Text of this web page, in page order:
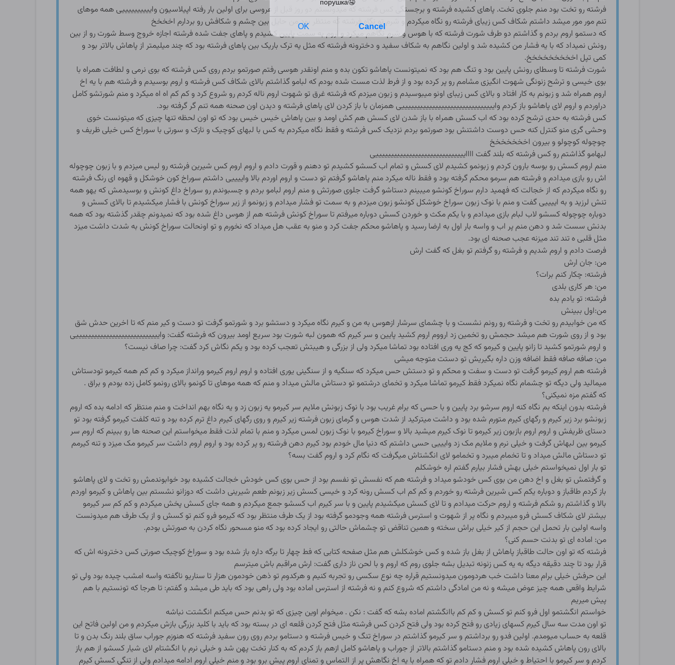
فرشته رو تخت بود منم جلوی تخت. پاهای کشیده فرشته و برجستگی کس فرشته که میدونستم دو روز قبل از عروسی برای اولین بار رفته اپیلاسیون واییییییییییی همه موهای
تنم مور مور میشد داشتم شکاف کس زیبای فرشته رو نگاه میکردم و شرم تو نگاه فرشته که منتظر بود من حایل بین چشم و شکافش رو بردارم اخخخخ
که دستمو اروم بردم و گذاشتم دو طرف شورت فرشته که با هوس و شرم نگاهم میکرد و اروم به سمت پایین کشیدم و پاهای جفت شده فرشته اجازه خروج وسط شورت رو از بین
رونش نمیداد که با یه فشار من کشیده شد و اولین نگاهم به شکاف سفید و دخترونه فرشته که مثل یه ترک باریک بین پاهای فرشته بود که چند میلیمتر از پاهاش بالاتر بود و
کمی تپل اخخخخخخخخخ.
شورت فرشته تا وسطای رونش پایین بود و تنگ هم بود که نمیتونست پاهاشو تکون بده و منم اونقدر هوسی رفتم صورتمو بردم روی کس فرشته که بوی نرمی و لطافت همراه با
بوی خیسی و ترشح زنونگی شهوت انگیزی مشامم رو پر کرده بود و از فرط لذت مست شده بودم که لبامو گذاشتم بالای شکاف کس فرشته و اروم بوسیدم و فرشته هم با یه اخ
اروم همراه شد و زبونم به کار افتاد و بالای کس زیبای اونو میبوسیدم و زبون میزدم که فرشته غرق تو شهوت اروم ناله کردم رو شروع کرد و کم کم اه اه میکرد و منم شورتشو کامل
دراوردم و اروم لای پاهاشو باز کردم وایییییییییییییییییییییییییییییییی همزمان با باز کردن لای پاهای فرشته و دیدن اون صحنه همه تنم گر گرفته بود.
کس فرشته به حدی ترشح کرده بود که اب کسش همراه با باز شدن لای کسش هم کش اومد و بین پاهاش خیس خیس بود که تو اون لحظه تنها چیزی که میتونست خوی
وحشی گری منو کنترل کنه حس دوست داشتنش بود صورتمو بردم نزدیک کس فرشته و فقط نگاه میکردم یه کس با لبهای کوچیک و نازک و سورتی با سوراخ کس خیلی ظریف و
چوچوله کوچولو و بیرون اخخخخخخخ
لبهامو گذاشتم رو کس فرشته که بلند گفت ااااییییییییییییییییییییییییییییییی
منم اروم کسش رو بوسه بارون کردم و زبونمو کشیدم لای کسش و تمام اب کسشو کشیدم تو دهنم و قورت دادم و اروم اروم کس شیرین فرشته رو لیس میزدم و با زبون چوچوله
اش رو بازی میدادم و فرشته هم سرمو محکم گرفته بود و فقط ناله میکرد منم پاهاشو گرفتم تو دست و اروم اوردم بالا واییییی داشتم سوراخ کون خوشکل و قهوه ای رنگ فرشته
رو نگاه میکردم که از خجالت که فهمید دارم سوراخ کونشو میبینم دستاشو گرفت جلوی صورتش و منم اروم لبامو بردم و چسبوندم رو سوراخ داغ کونش و بوسیدمش که یهو همه
تنش لرزید و به اییییی گفت و منم با نوک زبون سوراخ خوشکل کونشو زبون میزدم و به سمت تو فشار میدادم و زبونمو از زیر سوراخ کونش با فشار میکشیدم تا بالای کسش و
دوباره چوچوله کسشو لاب لبام بازی میدادم و با یکم مکث و خوردن کسش دوباره میرفتم تا سوراخ کونش فرشته هم از هوس داغ شده بود که نمیدونم چقدر گذشته بود که همه
بدنش سست شد و دهن منم پر اب و واسه بار اول به ارضا رسید و پاهاشو محکم جفت کرد و منو به عقب هل میداد که نخورم و تو اونحالت سوراخ کونش به شدت داشت میزد
مثل قلبی ه تند تند میزنه عجب صحنه ای بود.
فرصت دادم و اروم شدیم و فرشته رو گرفتم تو بغل که گفت ارش
من: جان ارش
فرشته: چکار کنم برات؟
من: هر کاری بلدی
فرشته: تو یادم بده
من:اول ببینش
که من خوابیدم رو تخت و فرشته رو رونم نشست و با چشمای سرشار ازهوس به من و کیرم نگاه میکرد و دستشو برد و شورتمو گرفت تو دست و کیر منم که تا اخرین حدش شق
بود و از روی شورت هم میشد حجمش رو تخمین زد ارووم اروم کشید پایین و سر کیرم که همون لبه شورت بود سریع اومد بیرون که فرشته گفت: واییییییییییییییییییییییییییییی
و اروم شورتمو کشید تا زانو پایین و کیرمو که کج یه وری افتاده بود تماشا میکرد ولی از بزرگی و هیبتش تعجب کرده بود و یکم نگاش کرد گفت: چرا صاف نیست؟
من: صافه صافه فقط اضافه وزن داره بگیریش تو دستت متوجه میشی
فرشته هم اروم کیرمو گرفت تو دست و سفت و محکم و تو دستش حس میکرد که سنگیه و از سنگینی یوری افتاده و اروم اروم کیرمو ورانداز میکرد و کم کم همه کیرمو تودستاش
میمالید ولی دیگه تو چشمام نگاه نمیکرد فقط کیرمو تماشا میکرد و تخمای درشتمو تو دستاش مالش میداد و منم که همه موهای تا کونمو بالای رونمو کامل زده بودم و براق .
که گفتم مزه نمیکنی؟
فرشته بدون اینکه بم نگاه کنه اروم سرشو برد پایین و با حسی که برام غریب بود با نوک زبونش ملایم سر کیرمو یه زبون زد و یه نگاه بهم انداخت و منم منتظر که ادامه بده که اروم
زبونشو برد زیر کیرم و رگهای کیرم متورم شده بود و داشت میترکید از شدت هوس و گرمای زبون فرشته زیر کیرم و روی رگهای کیرم داغ ترم کرده بود و تنه کلفت کیرمو گرفته بود تو
دستای ظریفش و اروم اروم بازبون زیر کیرمو تا نوک کیرم میشید بالا و سوراخ کیرمو با نوک زبون لمس میکرد و منم با تمام لذت فقط میخواستم این صحنه ها رو ببینم که اروم سر
کیرمو بین لبهاش گرفت و خیلی نرم و ملایم مک زد وایییی حسی داشتم که دنیا مال خودم بود کیرم دهن فرشته رو پر کرده بود و اروم اروم داشت سر کیرمو مک میزد و تنه کیرمم
تو دستاش مالش میداد و تا تخمام میبرد و تخمامو لای انگشتاش میگرفت که نگام کرد و اروم گفت بسه؟
تو بار اول نمیخواستم خیلی بهش فشار بیارم گفتم اره خوشکلم
و گرفتمش تو بغل و اخ دهن من بوی کس خودشو میداد و فرشته هم که نفسش تو نفسم بود از حس بوی کس خودش خجالت کشیده بود خوابوندمش رو تخت و لای پاهاشو
باز کردم طاقباز و دوباره یکم کس شیرین فرشته رو خوردم و کم کم اب کسش رونه کرد و خیسی کسش زیر زبونم طعم شیرینی داشت که دوزانو نشستم بین پاهاش و کیرمو اوردم
بالا و گذاشتم رو شکم فرشته و اروم حرکت میدادم و تا لای کسش میکشیدم پایین و با سر کیرم اب کسشو جمع میکردم و همه جای کسش پخش میکردم و کم کم سر کیرمو
بیشتر لای شکاف کسش فرو میبردم و نگاه پر از شهوت و استرس فرشته همه وجودمو گرفته بود از یک طرف منتظر بود که کیرمو فرو کنم تو کسش و از یک طرف هم میدونست
واسه اولین بار تحمل این حجم از کیر خیلی براش سخته و همین تناقض تو چشماش حالتی رو ایجاد کرده بود که منو مسحور نگاه کردن به صورتش بودم.
من: اماده ای تو بدنت حسم کنی؟
فرشته که تو اون حالت طاقباز پاهاش از بغل باز شده و کس خوشکلش هم مثل صفحه کتابی که فط چهار تا برگه داره باز شده بود و سوراخ کوچیک صورتی کس دخترونه اش که
قرار بود تا چند دقیقه دیگه به یه کس زنونه تبدیل بشه جلوی روم که اروم و با لحن ناز داری گفت: ارش مراقبم باش میترسم
این حرفش خیلی برام معنا داشت خب هردومون میدونستیم قراره چه نوع سکسی رو تجربه کنیم و هرکدوم تو ذهن خودمون هزار تا سناریو ناگفته واسه امشب چیده بود ولی تو
شرایط واقعی همه چیز عوض میشه و نه من امادگی داشتم که شروع کنم و نه فرشته از استرس اماده بود ولی راهی بود که باید طی میشد و گفتم: تا هرجا که تونستیم با هم
پیش میریم
خواستم انگشتمو اول فرو کنم تو کسش و کم کم باانگشتم اماده بشه که گفت : نکن . میخوام اوین چیزی که تو بدنم حس میکنم انگشتت نباشه
تو اون مدت سه سال کیرم کسهای زیادی رو فتح کرده بود ولی فتح کردن کس فرشته مثل فتح کردن قلعه ای در بسته بود که باید با کلید بزرگی بازش میکردم و من اولین فاتح این
قلعه به حساب میومدم. اولین فدو رو برداشتم و سر کیرمو گذاشتم در سوراخ تنگ و خیس فرشته و دستامو بردم روی رون سفید فرشته که هنوزم جوراب ساق بلند رنگ بدن و تا
بالای رون پاهاش کشیده شده بود و منم دستامو گذاشتم بالاتر از جوراب و پاهاشو کامل ازهم باز کردم که به کنار تخت پهن شد و خیلی نرم با انگشتام لای شیار کسشو از هم باز
کردم و سر کیرمو با احتیاط و خیلی اروم فشار دادم تو که همراه با یه اخ نگاهش پر از التماس و تمنای اروم پیش برو بود و منم خیلی اروم ادامه میدادم ولی از تنگی کسش کیرم